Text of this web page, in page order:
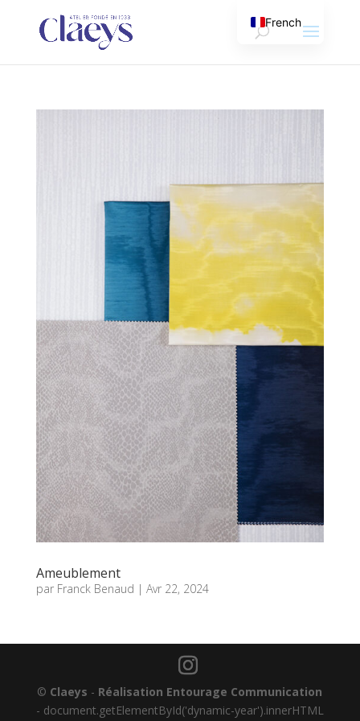
Ameublement
par Franck Benaud | Avr 22, 2024
© Claeys - Réalisation Entourage Communication
- document.getElementById('dynamic-year').innerHTML
French